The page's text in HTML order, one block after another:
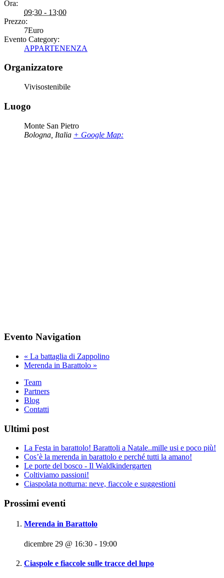
Ora:
09:30 - 13:00
Prezzo:
7Euro
Evento Category:
APPARTENENZA
Organizzatore
Vivisostenibile
Luogo
Monte San Pietro
Bologna Italia + Google Map:
Evento Navigation
« La battaglia di Zappolino
Merenda in Barattolo »
Team
Partners
Blog
Contatti
Ultimi post
La Festa in barattolo! Barattoli a Natale..mille usi e poco più!
Cos’è la merenda in barattolo e perché tutti la amano!
Le porte del bosco - Il Waldkindergarten
Coltiviamo passioni!
Ciaspolata notturna: neve, fiaccole e suggestioni
Prossimi eventi
Merenda in Barattolo
dicembre 29 @ 16:30 - 19:00
Ciaspole e fiaccole sulle tracce del lupo